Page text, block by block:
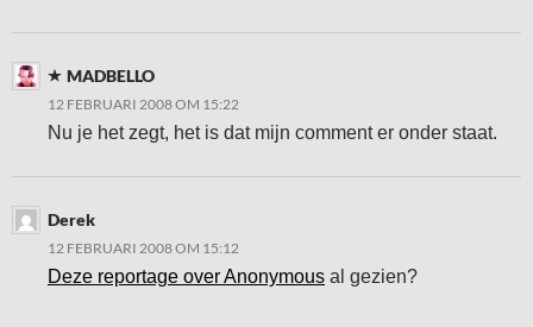
MADBELLO
12 FEBRUARI 2008 OM 15:22
Nu je het zegt, het is dat mijn comment er onder staat.
Derek
12 FEBRUARI 2008 OM 15:12
Deze reportage over Anonymous al gezien?